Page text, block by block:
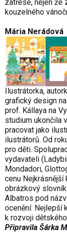
zatřese, nejen že
kouzelného
Mária Nerádová
Ilustrátorka,
grafický design
prof. Kállaya na
studium ukončila
pracovat jako
ilustrátorů. Od
pro děti.
vydavateli
Mondadori,
cenu
obrázkový
Albatros pod
ocenění: Nejlepší
k rozvoji
Připravila Šárka